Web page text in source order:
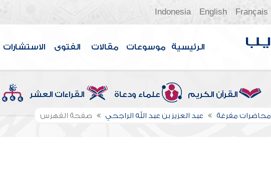
Français
English
Indonesia
الرئيسية موسوعات مقالات الفتوى الاستشارات
القرآن الكريم علماء ودعاة القراءات العشر
محاضرات مفرغة عبد العزيز بن عبد الله الراجحي صفحة الفهرس